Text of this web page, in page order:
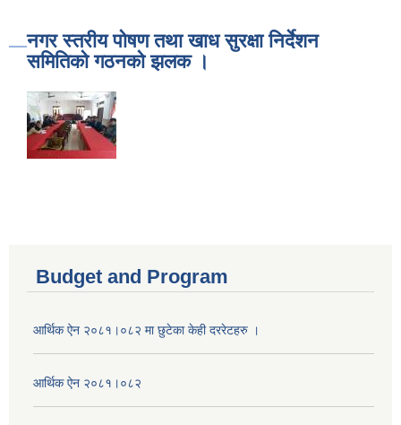
नगर स्तरीय पोषण तथा खाध सुरक्षा निर्देशन
समितिको गठनको झलक ।
Budget and Program
आर्थिक ऐन २०८१।०८२ मा छुटेका केही दररेटहरु ।
आर्थिक ऐन २०८१।०८२